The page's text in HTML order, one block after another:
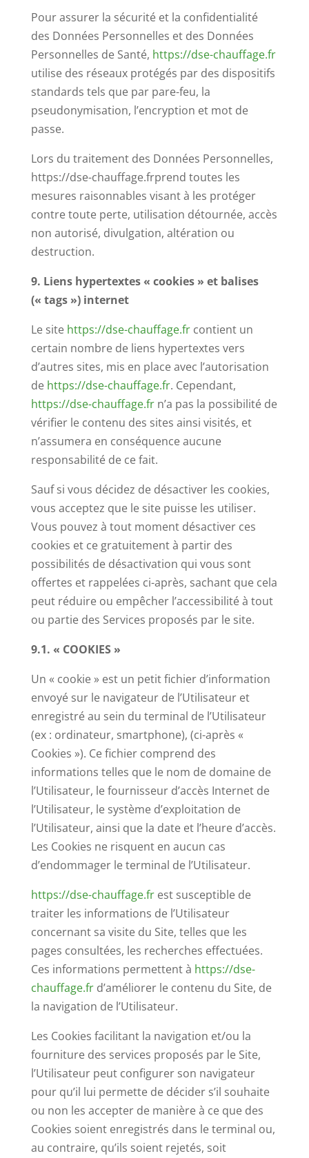
Pour assurer la sécurité et la confidentialité
des Données Personnelles et des Données
Personnelles de Santé, https://dse-chauffage.fr
utilise des réseaux protégés par des dispositifs
standards tels que par pare-feu, la
pseudonymisation, l’encryption et mot de
passe.
Lors du traitement des Données Personnelles,
https://dse-chauffage.frprend toutes les
mesures raisonnables visant à les protéger
contre toute perte, utilisation détournée, accès
non autorisé, divulgation, altération ou
destruction.
9. Liens hypertextes « cookies » et balises
(« tags ») internet
Le site https://dse-chauffage.frcontient un
certain nombre de liens hypertextes vers
d’autres sites, mis en place avec l’autorisation
de https://dse-chauffage.fr. Cependant,
https://dse-chauffage.frn’a pas la possibilité de
vérifier le contenu des sites ainsi visités, et
n’assumera en conséquence aucune
responsabilité de ce fait.
Sauf si vous décidez de désactiver les cookies,
vous acceptez que le site puisse les utiliser.
Vous pouvez à tout moment désactiver ces
cookies et ce gratuitement à partir des
possibilités de désactivation qui vous sont
offertes et rappelées ci-après, sachant que cela
peut réduire ou empêcher l’accessibilité à tout
ou partie des Services proposés par le site.
9.1. « COOKIES »
Un « cookie » est un petit fichier d’information
envoyé sur le navigateur de l’Utilisateur et
enregistré au sein du terminal de l’Utilisateur
(ex : ordinateur, smartphone), (ci-après «
Cookies »). Ce fichier comprend des
informations telles que le nom de domaine de
l’Utilisateur, le fournisseur d’accès Internet de
l’Utilisateur, le système d’exploitation de
l’Utilisateur, ainsi que la date et l’heure d’accès.
Les Cookies ne risquent en aucun cas
d’endommager le terminal de l’Utilisateur.
https://dse-chauffage.frest susceptible de
traiter les informations de l’Utilisateur
concernant sa visite du Site, telles que les
pages consultées, les recherches effectuées.
Ces informations permettent à https://dse-
chauffage.frd’améliorer le contenu du Site, de
la navigation de l’Utilisateur.
Les Cookies facilitant la navigation et/ou la
fourniture des services proposés par le Site,
l’Utilisateur peut configurer son navigateur
pour qu’il lui permette de décider s’il souhaite
ou non les accepter de manière à ce que des
Cookies soient enregistrés dans le terminal ou,
au contraire, qu’ils soient rejetés, soit